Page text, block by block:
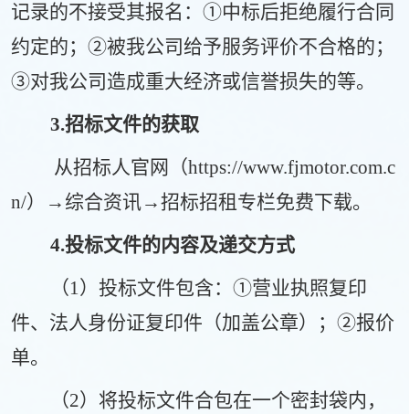
记录的不接受其报名：①中标后拒绝履行合同
约定的；②被我公司给予服务评价不合格的；
③对我公司造成重大经济或信誉损失的等。
3.招标文件的获取
从招标人官网（https://www.fjmotor.com.c
n/）→综合资讯→招标招租专栏免费下载。
4.投标文件的内容及递交方式
（1）投标文件包含：①营业执照复印
件、 法人身份证复印件（加盖公章）； ②报价
单。
（2）将投标文件合包在一个密封袋内，